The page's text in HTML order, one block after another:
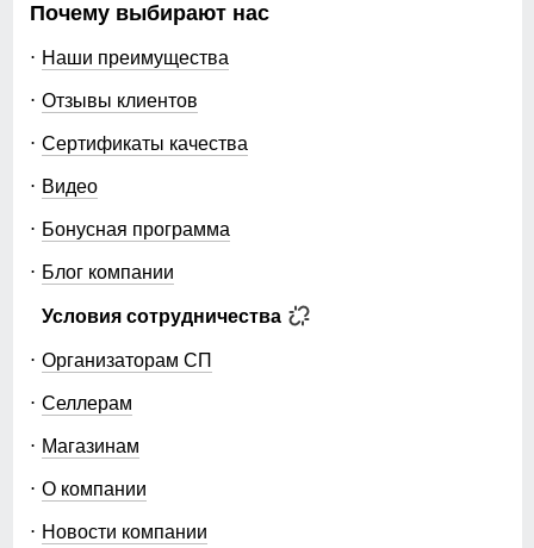
Почему выбирают нас
Наши преимущества
Отзывы клиентов
Сертификаты качества
Видео
Бонусная программа
Блог компании
Условия сотрудничества
Организаторам СП
Селлерам
Магазинам
О компании
Новости компании